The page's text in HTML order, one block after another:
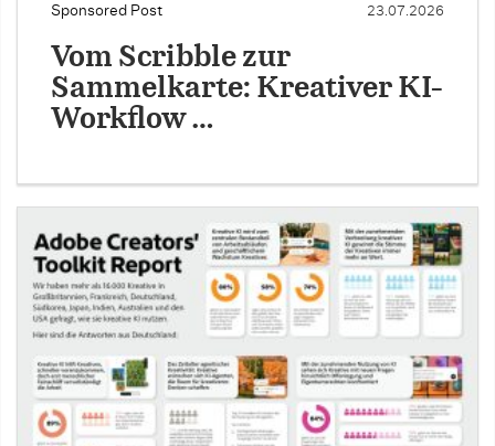
Sponsored Post 23.07.2026
Vom Scribble zur
Sammelkarte: Kreativer KI-
Workflow …